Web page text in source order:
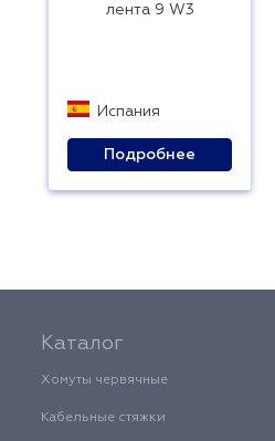
лента 9 W3
Испания
Подробнее
Каталог
Хомуты червячные
Кабельные стяжки